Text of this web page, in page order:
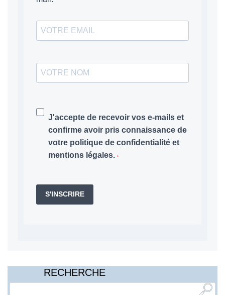
J'accepte de recevoir vos e-mails et
confirme avoir pris connaissance de
votre politique de confidentialité et
mentions légales.
S'INSCRIRE
RECHERCHE